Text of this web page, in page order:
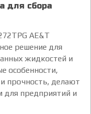
для сбора
AE&T
решение для
жидкостей и
особенности,
прочность, делают
для предприятий и